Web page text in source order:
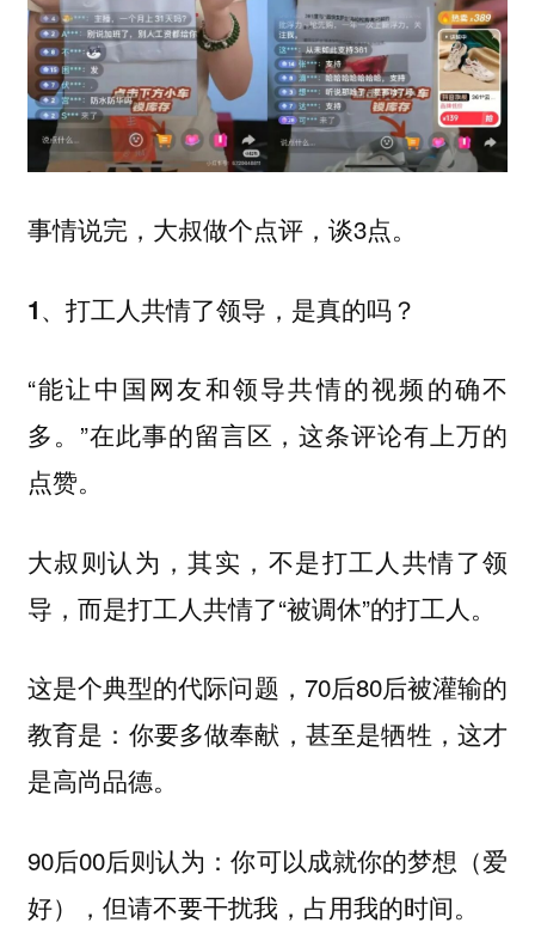
事情说完，大叔做个点评，谈3点。
1、打工人共情了领导，是真的吗？
“能让中国网友和领导共情的视频的确不
多。”在此事的留言区，这条评论有上万的
点赞。
大叔则认为，其实，不是打工人共情了领
导，而是打工人共情了“被调休”的打工人。
这是个典型的代际问题，70后80后被灌输的
教育是：你要多做奉献，甚至是牺牲，这才
是高尚品德。
90后00后则认为：你可以成就你的梦想（爱
好），但请不要干扰我，占用我的时间。